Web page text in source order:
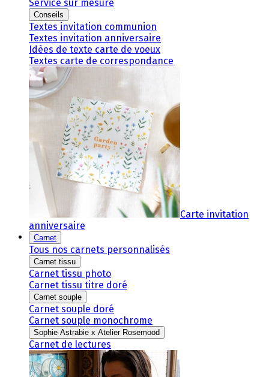
Service sur mesure
Conseils
Textes invitation communion
Textes invitation anniversaire
Idées de texte carte de voeux
Textes carte de correspondance
Carte invitation
anniversaire
Carnet
Tous nos carnets personnalisés
Carnet tissu
Carnet tissu photo
Carnet tissu titre doré
Carnet souple
Carnet souple doré
Carnet souple monochrome
Sophie Astrabie x Atelier Rosemood
Carnet de lectures